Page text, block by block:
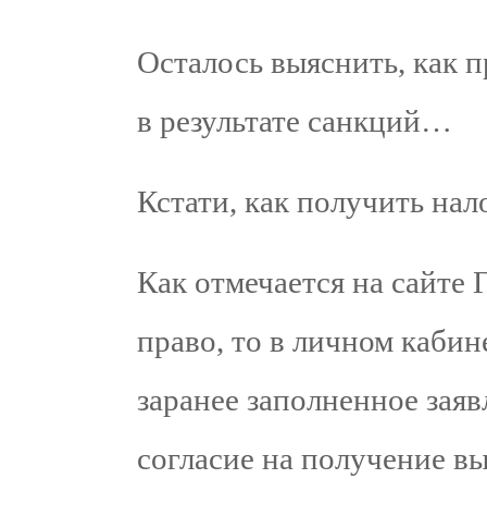
Осталось выяснить, как
в результате санкций…
Кстати, как получить
Как отмечается на сайте
право, то в личном
заранее заполненное
согласие на получение